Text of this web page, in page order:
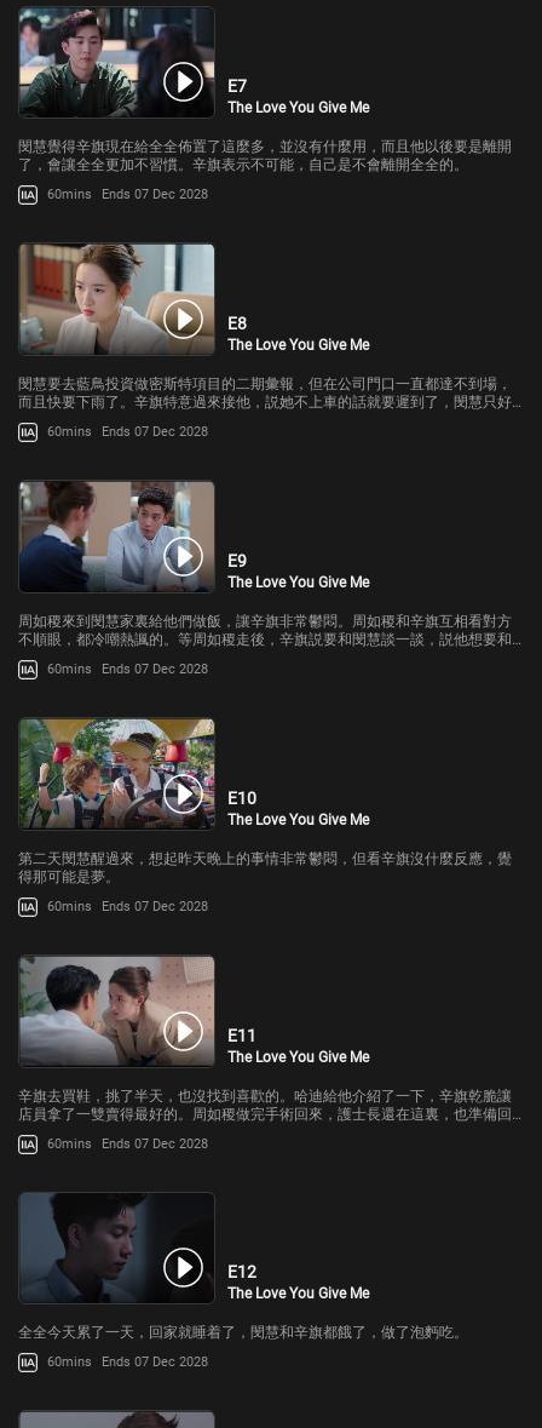
E7
The Love You Give Me
閔慧覺得辛旗現在給全全佈置了這麼多，並沒有什麼用，而且他以後要是離開
了，會讓全全更加不習慣。辛旗表示不可能，自己是不會離開全全的。
60mins Ends 07 Dec 2028
E8
The Love You Give Me
閔慧要去藍鳥投資做密斯特項目的二期彙報，但在公司門口一直都達不到場，
而且快要下雨了。辛旗特意過來接他，説她不上車的話就要遲到了，閔慧只好
坐上了車。
60mins Ends 07 Dec 2028
E9
The Love You Give Me
周如稷來到閔慧家裏給他們做飯，讓辛旗非常鬱悶。周如稷和辛旗互相看對方
不順眼，都冷嘲熱諷的。等周如稷走後，辛旗説要和閔慧談一談，説他想要和
誰談戀愛。
60mins Ends 07 Dec 2028
E10
The Love You Give Me
第二天閔慧醒過來，想起昨天晚上的事情非常鬱悶，但看辛旗沒什麼反應，覺
得那可能是夢。
60mins Ends 07 Dec 2028
E11
The Love You Give Me
辛旗去買鞋，挑了半天，也沒找到喜歡的。哈迪給他介紹了一下，辛旗乾脆讓
店員拿了一雙賣得最好的。周如稷做完手術回來，護士長還在這裏，也準備回
去了。
60mins Ends 07 Dec 2028
E12
The Love You Give Me
全全今天累了一天，回家就睡着了，閔慧和辛旗都餓了，做了泡麪吃。
60mins Ends 07 Dec 2028